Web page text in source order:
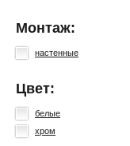
Монтаж:
настенные
Цвет:
белые
хром